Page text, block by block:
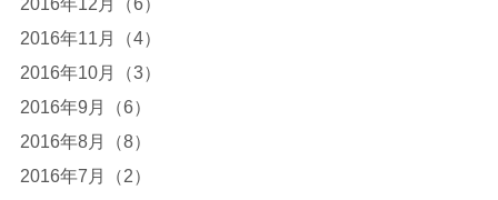
2016年12月（6）
2016年11月（4）
2016年10月（3）
2016年9月（6）
2016年8月（8）
2016年7月（2）